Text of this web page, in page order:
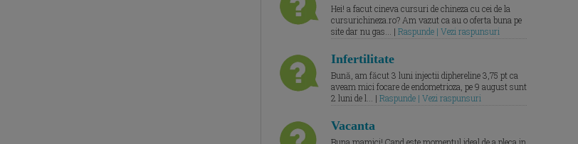
Hei! a facut cineva cursuri de chineza cu cei de la
cursurichineza.ro? Am vazut ca au o oferta buna pe
site dar nu gas... | Raspunde | Vezi raspunsuri
Infertilitate
Bună, am făcut 3 luni injectii diphereline 3,75 pt ca
aveam mici focare de endometrioza, pe 9 august sunt
2 luni de l... | Raspunde | Vezi raspunsuri
Vacanta